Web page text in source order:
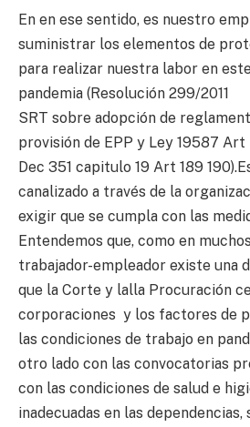
En en ese sentido, es nuestro
suministrar los elementos de
para realizar nuestra labor en
pandemia (Resolución 299/2011
SRT sobre adopción de
provisión de EPP y Ley 19587
Dec 351 capitulo 19 Art 189
canalizado a través de la
exigir que se cumpla con las
Entendemos que, como en
trabajador-empleador existe una
que la Corte y lalla Procuración
corporaciones y los factores de
las condiciones de trabajo en
otro lado con las convocatorias
con las condiciones de salud e
inadecuadas en las